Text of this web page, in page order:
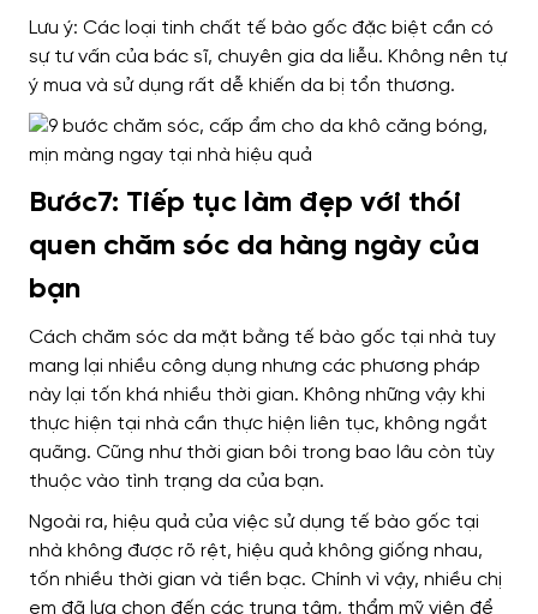
Lưu ý: Các loại tinh chất tế bào gốc đặc biệt cần có
sự tư vấn của bác sĩ, chuyên gia da liễu. Không nên tự
ý mua và sử dụng rất dễ khiến da bị tổn thương.
Bước7: Tiếp tục làm đẹp với thói
quen chăm sóc da hàng ngày của
bạn
Cách chăm sóc da mặt bằng tế bào gốc tại nhà tuy
mang lại nhiều công dụng nhưng các phương pháp
này lại tốn khá nhiều thời gian. Không những vậy khi
thực hiện tại nhà cần thực hiện liên tục, không ngắt
quãng. Cũng như thời gian bôi trong bao lâu còn tùy
thuộc vào tình trạng da của bạn.
Ngoài ra, hiệu quả của việc sử dụng tế bào gốc tại
nhà không được rõ rệt, hiệu quả không giống nhau,
tốn nhiều thời gian và tiền bạc. Chính vì vậy, nhiều chị
em đã lựa chọn đến các trung tâm, thẩm mỹ viện để